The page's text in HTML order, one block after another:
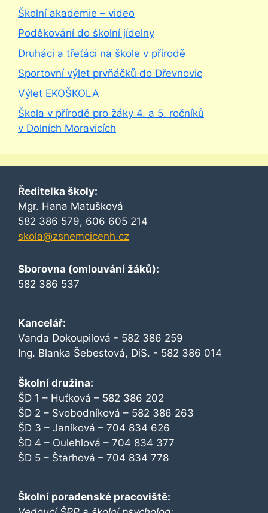
Školní akademie – video
Poděkování do školní jídelny
Druháci a třeťáci na škole v přírodě
Sportovní výlet prvňáčků do Dřevnovic
Výlet EKOŠKOLA
Škola v přírodě pro žáky 4. a 5. ročníků
v Dolních Moravicích
Ředitelka školy:
Mgr. Hana Matušková
582 386 579, 606 605 214
skola@zsnemcicenh.cz
Sborovna (omlouvání žáků):
582 386 537
Kancelář:
Vanda Dokoupilová - 582 386 259
Ing. Blanka Šebestová, DiS. - 582 386 014
Školní družina:
ŠD 1 – Huťková – 582 386 202
ŠD 2 – Svobodníková – 582 386 263
ŠD 3 – Janíková – 704 834 626
ŠD 4 – Oulehlová – 704 834 377
ŠD 5 – Štarhová – 704 834 778
Školní poradenské pracoviště: